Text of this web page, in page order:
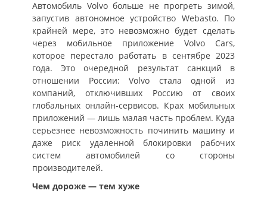
Автомобиль Volvo больше не прогреть зимой,
запустив автономное устройство Webasto. По
крайней мере, это невозможно будет сделать
через мобильное приложение Volvo Cars,
которое перестало работать в сентябре 2023
года. Это очередной результат санкций в
отношении России: Volvo стала одной из
компаний, отключивших Россию от своих
глобальных онлайн-сервисов. Крах мобильных
приложений — лишь малая часть проблем. Куда
серьезнее невозможность починить машину и
даже риск удаленной блокировки рабочих
систем автомобилей со стороны
производителей.
Чем дороже — тем хуже